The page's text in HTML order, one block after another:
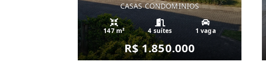
CASAS CONDOMINIOS
147 m² 4 suítes 1 vaga
R$ 1.850.000